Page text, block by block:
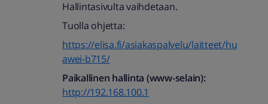
Hallintasivulta vaihdetaan.
Tuolla ohjetta:
https://elisa.fi/asiakaspalvelu/laitteet/hu
awei-b715/
Paikallinen hallinta (www-selain):
http://192.168.100.1